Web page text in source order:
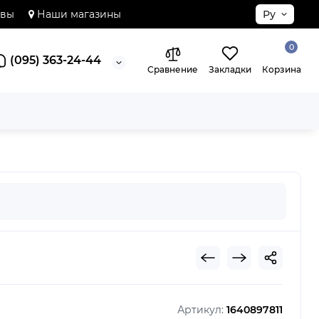
Наши магазины Ру
(095) 363-24-44
Сравнение Закладки
0
Корзина
Артикул: 1640897811